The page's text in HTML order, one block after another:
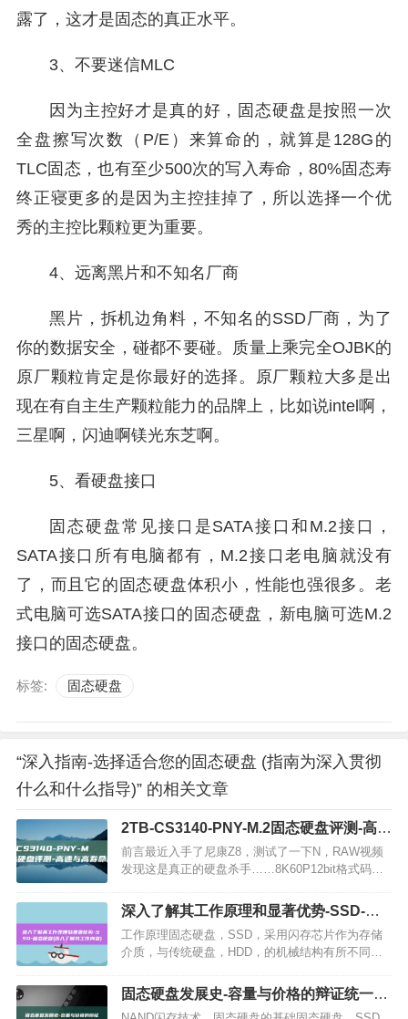
露了，这才是固态的真正水平。
3、不要迷信MLC
因为主控好才是真的好，固态硬盘是按照一次
全盘擦写次数（P/E）来算命的，就算是128G的
TLC固态，也有至少500次的写入寿命，80%固态寿
终正寝更多的是因为主控挂掉了，所以选择一个优
秀的主控比颗粒更为重要。
4、远离黑片和不知名厂商
黑片，拆机边角料，不知名的SSD厂商，为了
你的数据安全，碰都不要碰。质量上乘完全OJBK的
原厂颗粒肯定是你最好的选择。原厂颗粒大多是出
现在有自主生产颗粒能力的品牌上，比如说intel啊，
三星啊，闪迪啊镁光东芝啊。
5、看硬盘接口
固态硬盘常见接口是SATA接口和M.2接口，
SATA接口所有电脑都有，M.2接口老电脑就没有
了，而且它的固态硬盘体积小，性能也强很多。老
式电脑可选SATA接口的固态硬盘，新电脑可选M.2
接口的固态硬盘。
标签: 固态硬盘
“深入指南-选择适合您的固态硬盘 (指南为深入贯彻
什么和什么指导)” 的相关文章
2TB-CS3140-PNY-M.2固态硬盘评测-高速
与高寿命的兼顾
前言最近入手了尼康Z8，测试了一下N，RAW视频
发现这是真正的硬盘杀手……8K60P12bit格式码率
XQD卡都没法实现8K60PN，RAW的录制了…
深入了解其工作原理和显著优势-SSD-固
态硬盘 (深入了解其工作内容)
工作原理固态硬盘，SSD，采用闪存芯片作为存储
介质，与传统硬盘，HDD，的机械结构有所不同，
算机需要读取或写入数据时，控制器芯片通过与主
机的接口进行通信，将…
固态硬盘发展史-容量与价格的辩证统一
(固态硬盘发展史)